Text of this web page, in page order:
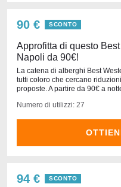
90 € SCONTO
Approfitta di questo
Napoli da 90€!
La catena di alberghi Best
tutti coloro che cercano
proposte. A partire da 90€ a
Numero di utilizzi: 27
94 € SCONTO